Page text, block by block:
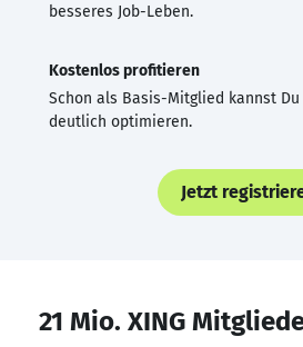
besseres Job-Leben.
Kostenlos profitieren
Schon als Basis-Mitglied kannst Du
deutlich optimieren.
Jetzt
21 Mio. XING